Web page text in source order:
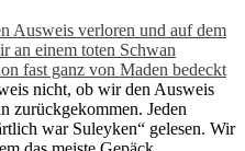
Ausweis verloren und auf dem
an einem toten Schwan
fast ganz von Maden bedeckt
nicht, ob wir den Ausweis
zurückgekommen. Jeden
war Suleyken“ gelesen. Wir